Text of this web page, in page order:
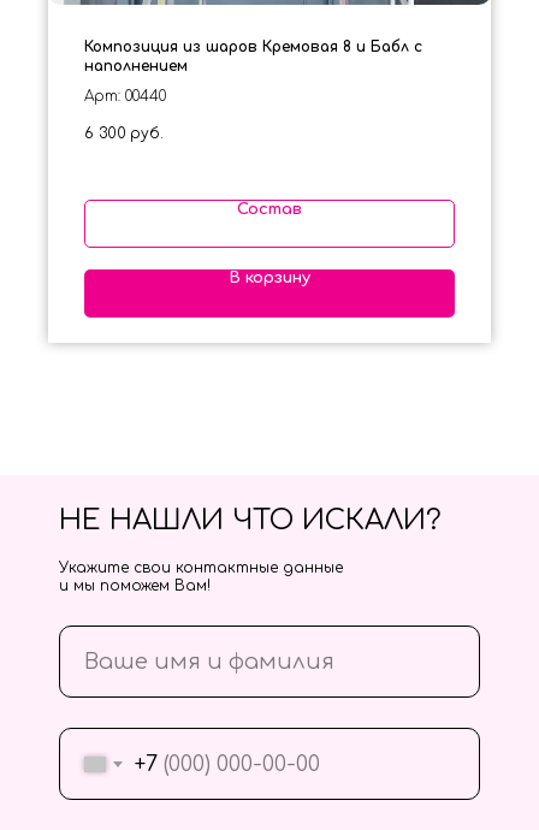
Композиция из шаров Кремовая 8 и Бабл с
наполнением
Арт: 00440
6 300 руб.
Состав
В корзину
+7
НЕ НАШЛИ ЧТО ИСКАЛИ?
Укажите свои контактные данные
и мы поможем Вам!